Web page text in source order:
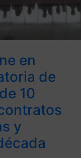
en
de
10
y